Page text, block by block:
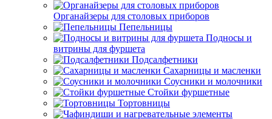
Органайзеры для столовых приборов
Пепельницы
Подносы и
витрины для фуршета
Подсалфетники
Сахарницы и масленки
Соусники и молочники
Стойки фуршетные
Тортовницы